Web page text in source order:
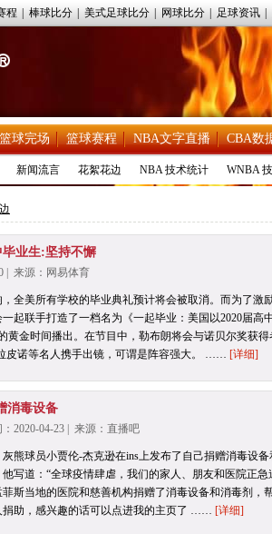
程 棒球比分 美式足球比分 网球比分 足球资讯
篮球完场 篮球赛程 NBA文字直播 CBA数
新闻流言 花絮花边 NBA 技术统计 WNBA
毕业生:坚持不懈
| 来源：网易体育
全美所有学校的毕业典礼预计将会被取消。而为了激
起联手打造了一档名为《一起毕业：美国以2020届高
黄金时间播出。在节目中，勒布朗将会与诺贝尔奖获
皮诺等名人携手出镜，可谓是阵容强大。 …… [详细]
消毒设备
：2020-04-23 | 来源：直播吧
熊球员小贾伦-杰克逊在ins上发布了自己捐赠消毒设
写道：“全球疫情肆虐，我们的家人、朋友和医院正
斯当地的医院和慈善机构捐赠了消毒设备和消毒剂，
捐助，感兴趣的话可以点进我的主页了 …… [详细]